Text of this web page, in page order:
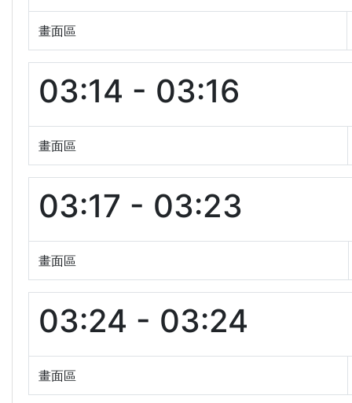
畫面區
03:14 - 03:16
畫面區
03:17 - 03:23
畫面區
03:24 - 03:24
畫面區